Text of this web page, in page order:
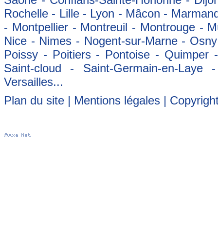
Rochelle - Lille - Lyon - Mâcon -
- Montpellier - Montreuil - Montrouge -
Nice - Nimes - Nogent-sur-Marne -
Poissy - Poitiers - Pontoise -
Saint-cloud - Saint-Germain-en-
Versailles...
Plan du site | Mentions légales |